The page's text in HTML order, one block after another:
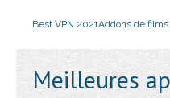
Best VPN 2021Addons de films
Meilleures